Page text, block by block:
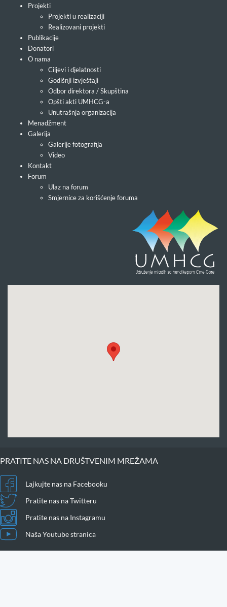
Projekti
Projekti u realizaciji
Realizovani projekti
Publikacije
Donatori
O nama
Ciljevi i djelatnosti
Godišnji izvještaji
Odbor direktora / Skupština
Opšti akti UMHCG-a
Unutrašnja organizacija
Menadžment
Galerija
Galerije fotografija
Video
Kontakt
Forum
Ulaz na forum
Smjernice za korišćenje foruma
PRATITE NAS NA DRUŠTVENIM MREŽAMA
Lajkujte nas na Facebooku
Pratite nas na Twitteru
Pratite nas na Instagramu
Naša Youtube stranica